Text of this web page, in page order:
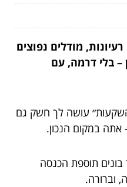
מודלים נפוצים
– בלי דרמה, עם
עושה לך חשק גם
במקום הנכון.
תוספת הכנסה
וברורה.